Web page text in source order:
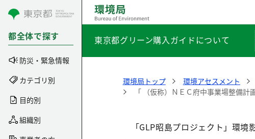
コンテンツにスキップ
都全体で探す
防災・緊急情報
カテゴリ別
目的別
組織別
東京都グリーン購入ガイドについて
環境局トップ 環境アセスメント
「 （仮称）ＮＥＣ府中事業場整備
「GLP昭島プロジェクト」環境